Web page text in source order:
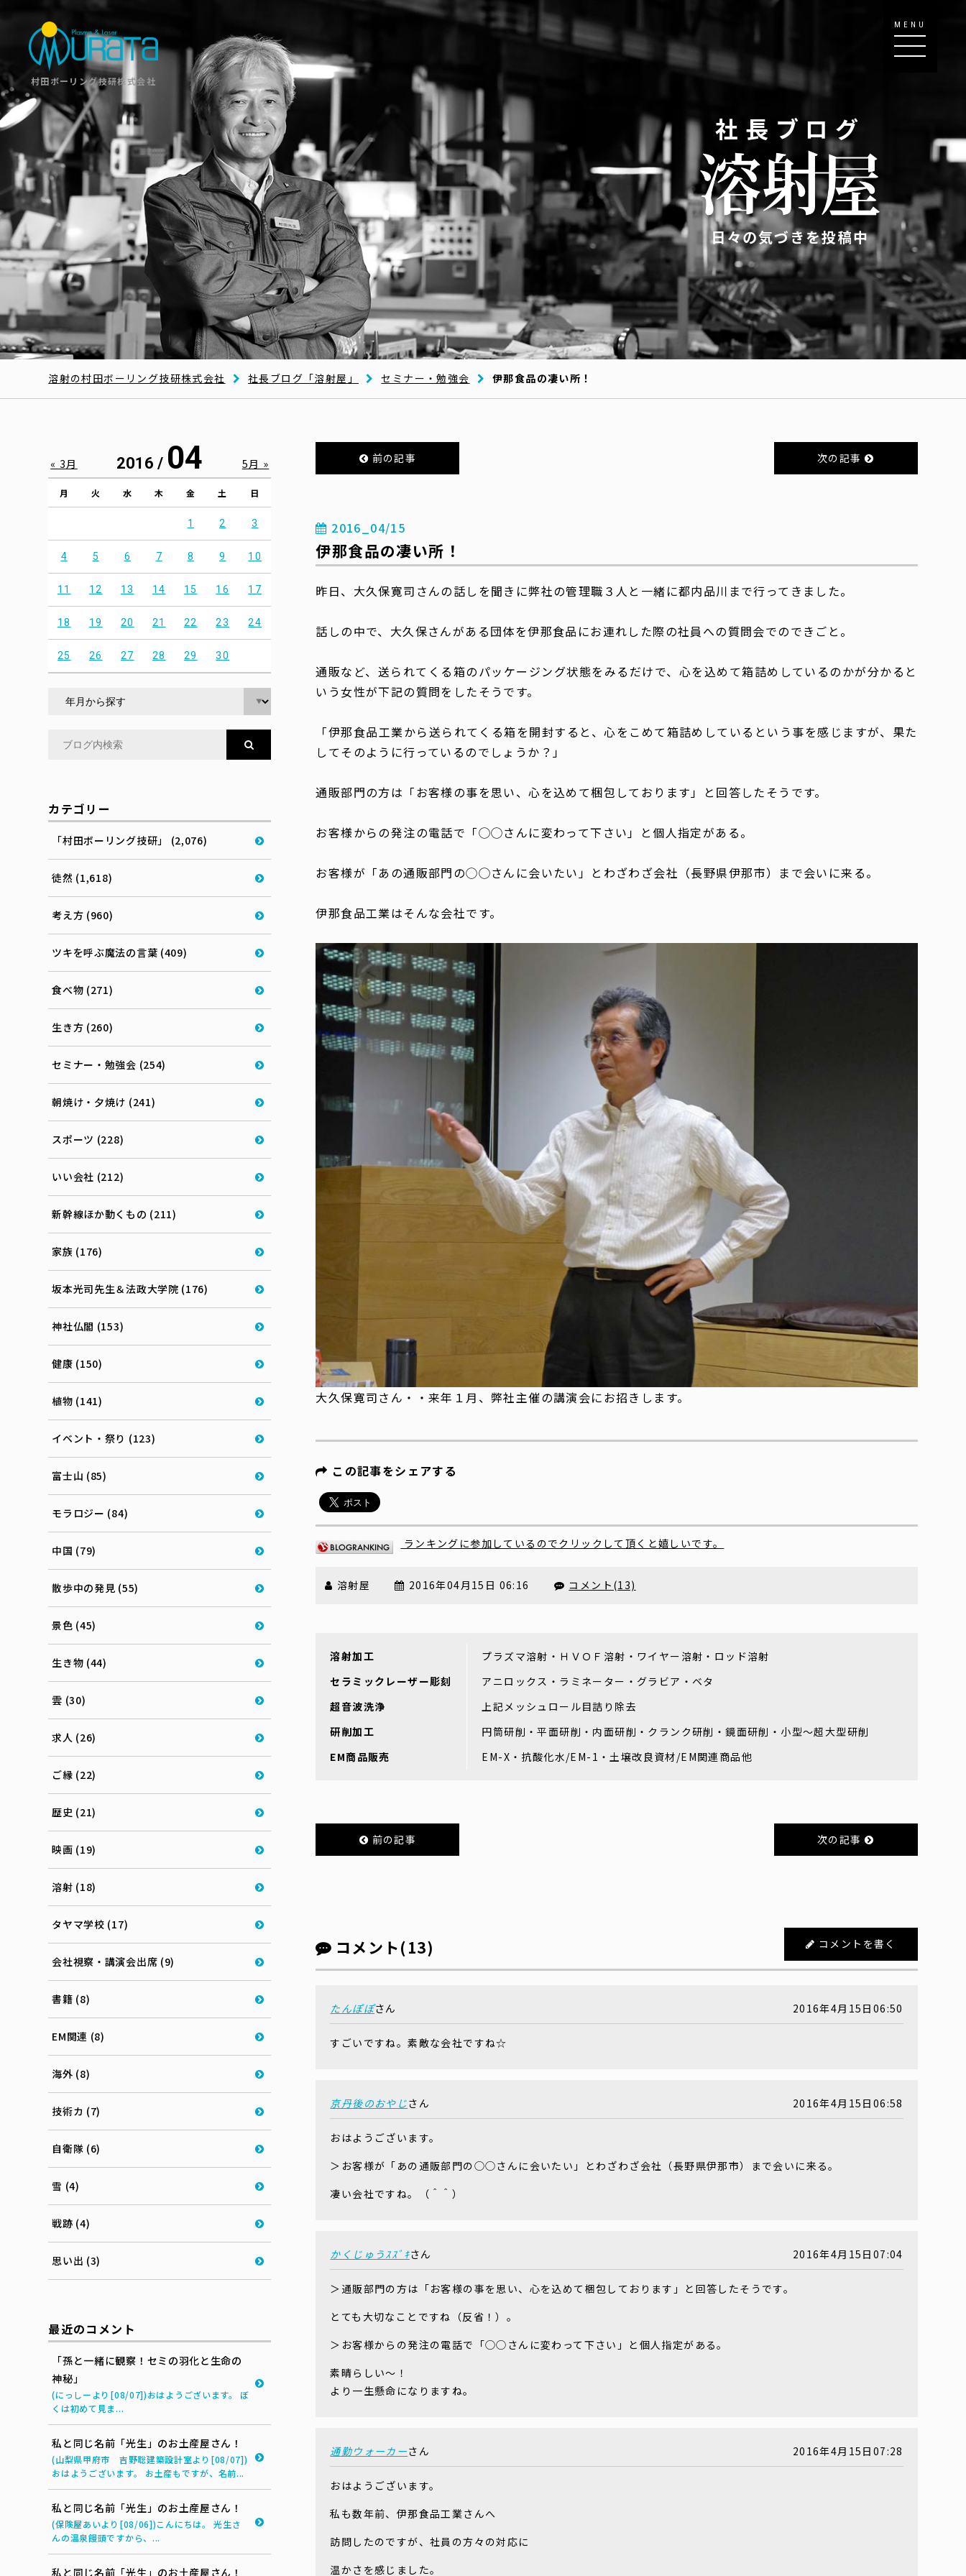
村田ボーリング技研株式会社
MENU
社長ブログ
日々の気づきを投稿中
溶射の村田ボーリング技研株式会社 社長ブログ「溶射屋」 セミナー・勉強会 伊那食品の凄い所！
前の記事 次の記事
2016_04/15
伊那食品の凄い所！
昨日、大久保寛司さんの話しを聞きに弊社の管理職３人と一緒に都内品川まで行ってきました。
話しの中で、大久保さんがある団体を伊那食品にお連れした際の社員への質問会でのできごと。
通販など、送られてくる箱のパッケージング状態をみるだけで、心を込めて箱詰めしているのかが分かると
いう女性が下記の質問をしたそうです。
「伊那食品工業から送られてくる箱を開封すると、心をこめて箱詰めしているという事を感じますが、果た
してそのように行っているのでしょうか？」
通販部門の方は「お客様の事を思い、心を込めて梱包しております」と回答したそうです。
お客様からの発注の電話で「◯◯さんに変わって下さい」と個人指定がある。
お客様が「あの通販部門の◯◯さんに会いたい」とわざわざ会社（長野県伊那市）まで会いに来る。
伊那食品工業はそんな会社です。
大久保寛司さん・・来年１月、弊社主催の講演会にお招きします。
この記事をシェアする
ランキングに参加しているのでクリックして頂くと嬉しいです。
溶射屋 2016年04月15日 06:16 コメント(13)
溶射加工
プラズマ溶射・ＨＶＯＦ溶射・ワイヤー溶射・ロッド溶射
セラミックレーザー彫刻
アニロックス・ラミネーター・グラビア・ベタ
超音波洗浄
上記メッシュロール目詰り除去
研削加工
円筒研削・平面研削・内面研削・クランク研削・鏡面研削・小型～超大型研削
EM商品販売
EM-X・抗酸化水/EM-1・土壌改良資材/EM関連商品他
前の記事 次の記事
コメント(13) コメントを書く
たんぽぽさん 2016年4月15日06:50
すごいですね。素敵な会社ですね☆
京丹後のおやじさん 2016年4月15日06:58
おはようございます。
＞お客様が「あの通販部門の◯◯さんに会いたい」とわざわざ会社（長野県伊那市）まで会いに来る。
凄い会社ですね。（＾＾）
かくじゅうｽｽﾞｷさん 2016年4月15日07:04
＞通販部門の方は「お客様の事を思い、心を込めて梱包しております」と回答したそうです。
とても大切なことですね（反省！）。
＞お客様からの発注の電話で「◯◯さんに変わって下さい」と個人指定がある。
素晴らしい〜！
より一生懸命になりますね。
通勤ウォーカーさん 2016年4月15日07:28
おはようございます。
私も数年前、伊那食品工業さんへ
訪問したのですが、社員の方々の対応に
温かさを感じました。
2016 / 04
月 火 水 木 金 土 日
1 2 3
4 5 6 7 8 9 10
11 12 13 14 15 16 17
18 19 20 21 22 23 24
25 26 27 28 29 30
« 3月 5月 »
カテゴリー
「村田ボーリング技研」 (2,076)
徒然 (1,618)
考え方 (960)
ツキを呼ぶ魔法の言葉 (409)
食べ物 (271)
生き方 (260)
セミナー・勉強会 (254)
朝焼け・夕焼け (241)
スポーツ (228)
いい会社 (212)
新幹線ほか動くもの (211)
家族 (176)
坂本光司先生＆法政大学院 (176)
神社仏閣 (153)
健康 (150)
植物 (141)
イベント・祭り (123)
富士山 (85)
モラロジー (84)
中国 (79)
散歩中の発見 (55)
景色 (45)
生き物 (44)
雲 (30)
求人 (26)
ご縁 (22)
歴史 (21)
映画 (19)
溶射 (18)
タヤマ学校 (17)
会社視察・講演会出席 (9)
書籍 (8)
EM関連 (8)
海外 (8)
技術カ (7)
自衛隊 (6)
雪 (4)
戦跡 (4)
思い出 (3)
最近のコメント
「孫と一緒に観察！セミの羽化と生命の
神秘」
(にっしーより[08/07])おはようございます。 ぼ
くは初めて見ま...
私と同じ名前「光生」のお土産屋さん！
(山梨県甲府市 吉野聡建築設計室より[08/07])
おはようございます。 お土産もですが、名前...
私と同じ名前「光生」のお土産屋さん！
(保険屋あいより[08/06])こんにちは。 光生さ
んの温泉饅頭ですから、...
私と同じ名前「光生」のお土産屋さん！